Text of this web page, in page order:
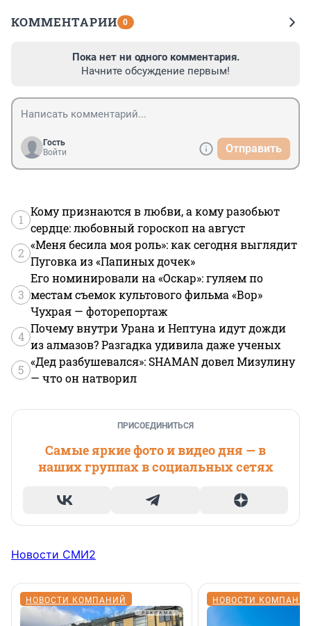
КОММЕНТАРИИ 0
Пока нет ни одного комментария.
Начните обсуждение первым!
Гость
Войти
Отправить
1
Кому признаются в любви, а кому разобьют
сердце: любовный гороскоп на август
2
«Меня бесила моя роль»: как сегодня выглядит
Пуговка из «Папиных дочек»
3
Его номинировали на «Оскар»: гуляем по
местам съемок культового фильма «Вор»
Чухрая — фоторепортаж
4
Почему внутри Урана и Нептуна идут дожди
из алмазов? Разгадка удивила даже ученых
5
«Дед разбушевался»: SHAMAN довел Мизулину
— что он натворил
ПРИСОЕДИНИТЬСЯ
Самые яркие фото и видео дня — в
наших группах в социальных сетях
Новости СМИ2
НОВОСТИ КОМПАНИЙ НОВОСТИ